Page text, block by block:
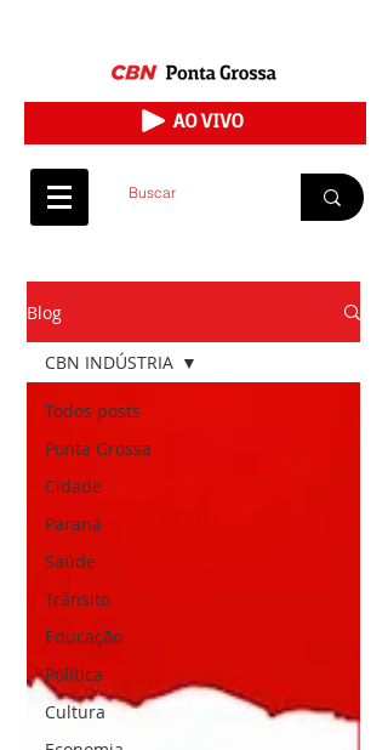
Blog
Todos posts
Ponta Grossa
Cidade
Paraná
Saúde
Trânsito
Educação
Política
Cultura
CBN INDÚSTRIA